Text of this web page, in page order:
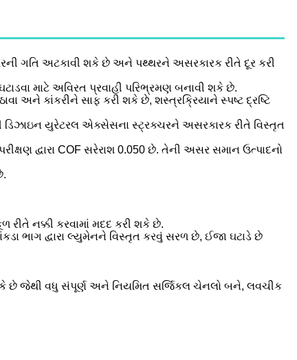
ગતિ અટકાવી શકે છે અને પથ્થરને અસરકારક રીતે દૂર કરી
માટે અવિરત પ્રવાહી પરિભ્રમણ બનાવી શકે છે.
અને કાંકરીને સાફ કરી શકે છે, શસ્ત્રક્રિયાને સ્પષ્ટ દ્રષ્ટિ
ડિઝાઇન યુરેટરલ એક્સેસના સ્ટ્રક્ચરને અસરકારક રીતે વિસ્તૃત
દ્વારા COF સરેરાશ 0.050 છે. તેની અસર સમાન ઉત્પાદનો
નક્કી કરવામાં મદદ કરી શકે છે.
ભાગ દ્વારા લ્યુમેનને વિસ્તૃત કરવું સરળ છે, ઈજા ઘટાડે છે
શકે છે જેથી વધુ સંપૂર્ણ અને નિયમિત સર્જિકલ ચેનલો બને, લવચીક